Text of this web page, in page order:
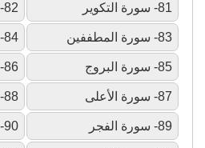
81- سورة التكوير 82- سورة الانفطار
83- سورة المطففين 84- سورة الانشقاق
85- سورة البروج 86- سورة الطارق
87- سورة الأعلى 88- سورة الغاشية
89- سورة الفجر 90- سورة البلد